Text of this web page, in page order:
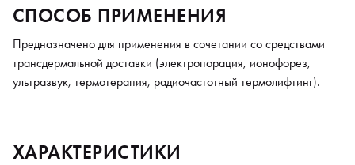
СПОСОБ ПРИМЕНЕНИЯ
Предназначено для применения в сочетании со средствами
трансдермальной доставки (электропорация, ионофорез,
ультразвук, термотерапия, радиочастотный термолифтинг).
ХАРАКТЕРИСТИКИ